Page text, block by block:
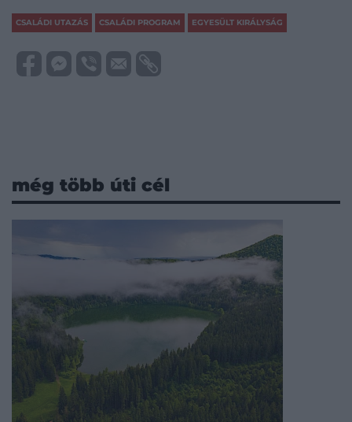
CSALÁDI UTAZÁS CSALÁDI PROGRAM EGYESÜLT KIRÁLYSÁG
még több úti cél